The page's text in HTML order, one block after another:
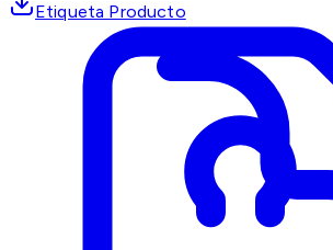
Etiqueta Producto